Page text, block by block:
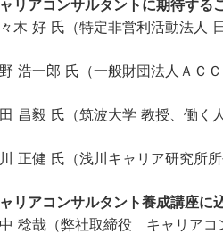
ャリアコンサルタントに期待する
々木 好 氏（特定非営利活動法人
野 浩一郎 氏（一般財団法人ＡＣ
田 昌毅 氏（筑波大学 教授、働く
川 正健 氏（浅川キャリア研究所
ャリアコンサルタント養成講座に
中 稔哉（弊社取締役 キャリアコ